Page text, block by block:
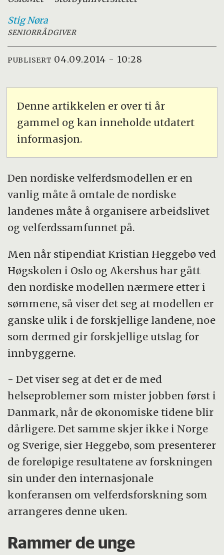
StigNøra
SENIORRÅDGIVER
PUBLISERT 04.09.2014 - 10:28
Denne artikkelen er over ti år
gammel og kan inneholde utdatert
informasjon.
Den nordiske velferdsmodellen er en
vanlig måte å omtale de nordiske
landenes måte å organisere arbeidslivet
og velferdssamfunnet på.
Men når stipendiat Kristian Heggebø ved
Høgskolen i Oslo og Akershus har gått
den nordiske modellen nærmere etter i
sømmene, så viser det seg at modellen er
ganske ulik i de forskjellige landene, noe
som dermed gir forskjellige utslag for
innbyggerne.
- Det viser seg at det er de med
helseproblemer som mister jobben først i
Danmark, når de økonomiske tidene blir
dårligere. Det samme skjer ikke i Norge
og Sverige, sier Heggebø, som presenterer
de foreløpige resultatene av forskningen
sin under den internasjonale
konferansen om velferdsforskning som
arrangeres denne uken.
Rammer de unge